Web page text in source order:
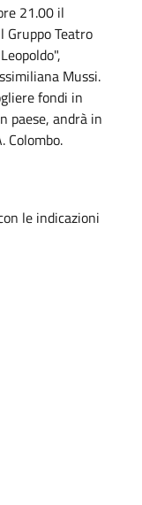
21.00 il
Gruppo Teatro
Mussi.
fondi in
paese, andrà in
Colombo.
le indicazioni